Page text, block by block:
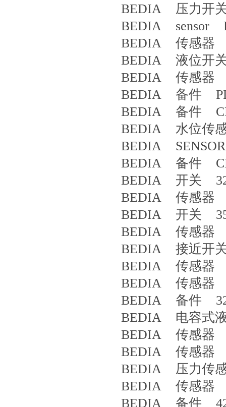
BEDIA 压力开
BEDIA sensor
BEDIA 传感器
BEDIA 液位开
BEDIA 传感器
BEDIA 备件
BEDIA 备件
BEDIA 水位传感
BEDIA
BEDIA 备件
BEDIA 开关
BEDIA 传感器
BEDIA 开关
BEDIA 传感器
BEDIA 接近开
BEDIA 传感器
BEDIA 传感器
BEDIA 备件
BEDIA 电容式
BEDIA 传感器
BEDIA 传感器
BEDIA 压力传
BEDIA 传感器
BEDIA 备件